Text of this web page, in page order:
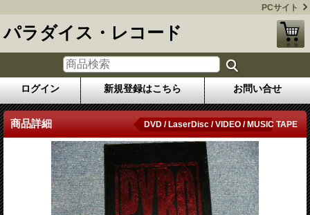
PCサイト
パラダイス・レコード
ログイン 新規登録はこちら お問い合せ
商品詳細 DVD / LaserDisc / VIDEO / MUSIC TAPE